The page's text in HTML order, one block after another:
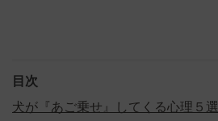
目次
犬が『あご乗せ』してくる心理５選